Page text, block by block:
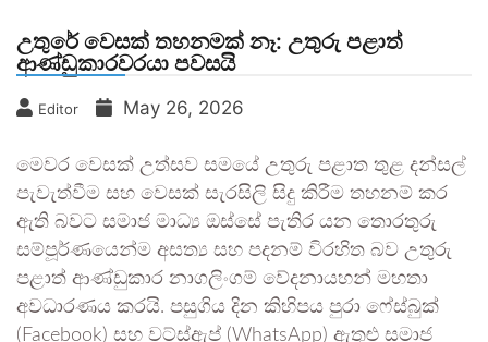
උතුරේ වෙසක් තහනමක් නෑ: උතුරු පළාත්
ආණ්ඩුකාරවරයා පවසයි
Editor May 26, 2026
මෙවර වෙසක් උත්සව සමයේ උතුරු පළාත තුළ දන්සල්
පැවැත්වීම සහ වෙසක් සැරසිලි සිදු කිරීම තහනම් කර
ඇති බවට සමාජ මාධ්‍ය ඔස්සේ පැතිර යන තොරතුරු
සම්පූර්ණයෙන්ම අසත්‍ය සහ පදනම් විරහිත බව උතුරු
පළාත් ආණ්ඩුකාර නාගලිංගම් වේදනායහන් මහතා
අවධාරණය කරයි. පසුගිය දින කිහිපය පුරා ෆේස්බුක්
(Facebook) සහ වට්ස්ඇප් (WhatsApp) ඇතුළු සමාජ